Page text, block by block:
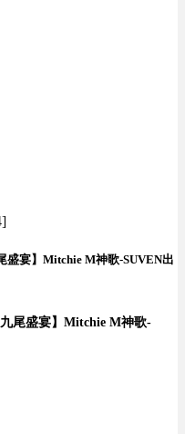
盛宴】Mitchie M神歌-SUVEN出
尾盛宴】Mitchie M神歌-